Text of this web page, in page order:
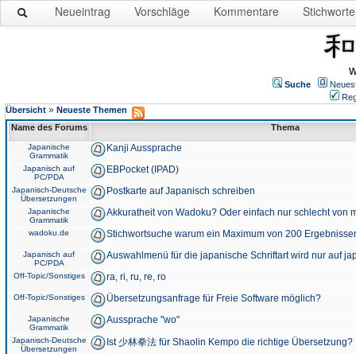
Neueintrag Vorschläge Kommentare Stichworte
Suche
Übersicht » Neueste Themen
Name des Forums
Thema
Japanische
Grammatik
Kanji Aussprache
Japanisch auf
PC/PDA
EBPocket (IPAD)
Japanisch-Deutsche
Übersetzungen
Postkarte auf Japanisch schreiben
Japanische
Grammatik
Akkuratheit von Wadoku? Oder einfach nur schlecht von
wadoku.de Stichwortsuche warum ein Maximum von 200
Japanisch auf
PC/PDA
Auswahlmenü für die japanische Schriftart wird nur auf
Off-Topic/Sonstiges ra, ri, ru, re, ro
Off-Topic/Sonstiges Übersetzungsanfrage für Freie Software möglich?
Japanische
Grammatik
Aussprache "wo"
Japanisch-Deutsche
Übersetzungen
Ist 少林拳法 für Shaolin Kempo die richtige Übersetzung?